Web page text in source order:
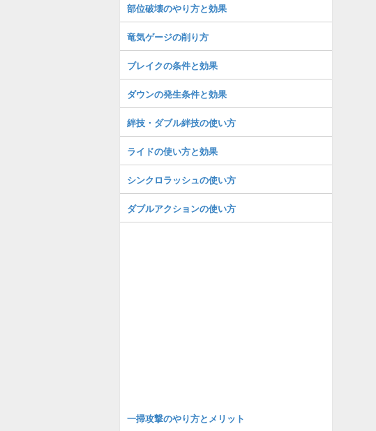
部位破壊のやり方と効果
竜気ゲージの削り方
ブレイクの条件と効果
ダウンの発生条件と効果
絆技・ダブル絆技の使い方
ライドの使い方と効果
シンクロラッシュの使い方
ダブルアクションの使い方
一掃攻撃のやり方とメリット